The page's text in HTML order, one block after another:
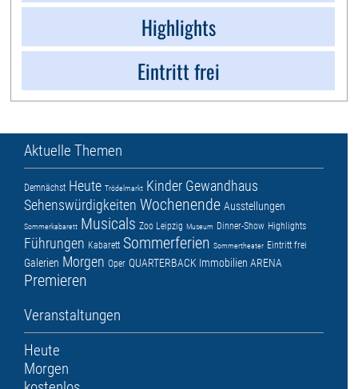
Highlights
Eintritt frei
Aktuelle Themen
Demnächst Heute Trödelmarkt Kinder Gewandhaus
Sehenswürdigkeiten Wochenende Ausstellungen
Sommerkabarett Musicals Zoo Leipzig Museum Dinner-Show Highlights
Führungen Kabarett Sommerferien Sommertheater Eintritt frei
Galerien Morgen Oper QUARTERBACK Immobilien ARENA
Premieren
Veranstaltungen
Heute
Morgen